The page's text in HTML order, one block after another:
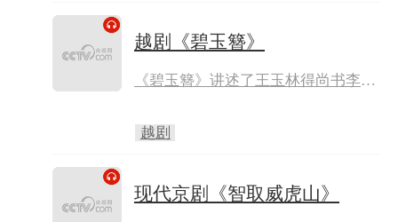
妖猴，美猴王大闹天宫被擒。美猴王
被投入太上老君的八卦炉，竟炼出了
火眼金睛。如来佛令众罗汉降服妖
猴，美猴王大战罗汉。
越剧《碧玉簪》
《碧玉簪》讲述了王玉林得尚书李廷
儿顾文友因妒生恨，骗取秀英的碧玉
簪放进伪造情书里，诬陷秀英与他有
前嫌。
越剧
现代京剧《智取威虎山》